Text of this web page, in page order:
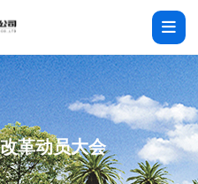
革动员大会